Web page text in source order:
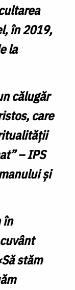
în 2019,
la
călugăr
care
– IPS
și
în
stăm